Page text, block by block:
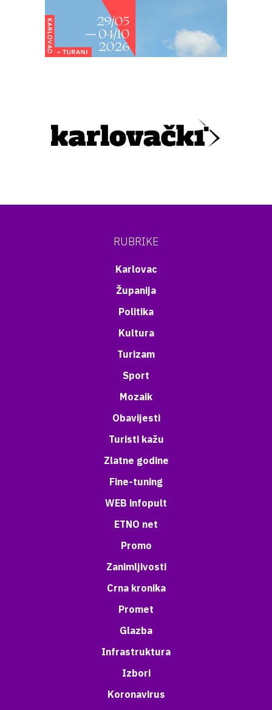
RUBRIKE
Karlovac
Županija
Politika
Kultura
Turizam
Sport
Mozaik
Obavijesti
Turisti kažu
Zlatne godine
Fine-tuning
WEB infopult
ETNO net
Promo
Zanimljivosti
Crna kronika
Promet
Glazba
Infrastruktura
Izbori
Koronavirus